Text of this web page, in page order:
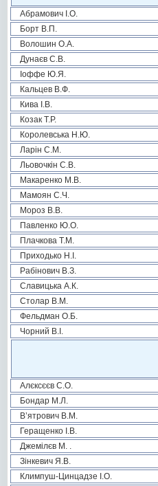
Абрамович І.О.
Борт В.П.
Волошин О.А.
Дунаєв С.В.
Іоффе Ю.Я.
Кальцев В.Ф.
Кива І.В.
Козак Т.Р.
Королевська Н.Ю.
Ларін С.М.
Льовочкін С.В.
Макаренко М.В.
Мамоян С.Ч.
Мороз В.В.
Павленко Ю.О.
Плачкова Т.М.
Приходько Н.І.
Рабінович В.З.
Славицька А.К.
Столар В.М.
Фельдман О.Б.
Чорний В.І.
Алєксєєв С.О.
Бондар М.Л.
В’ятрович В.М.
Геращенко І.В.
Джемілєв М. .
Зінкевич Я.В.
Климпуш-Цинцадзе І.О.